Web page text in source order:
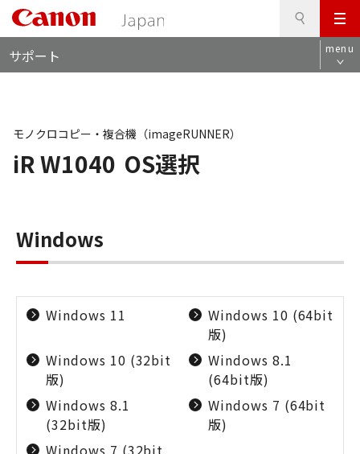
メ
ニ
ュ
サポート menu
iR W1040 OS選択
モノクロコピー・複合機（imageRUNNER）
Windows
Windows 11
Windows 10 (64bit
版)
Windows 10 (32bit
版)
Windows 8.1
(64bit版)
Windows 8.1
(32bit版)
Windows 7 (64bit
版)
Windows 7 (32bit